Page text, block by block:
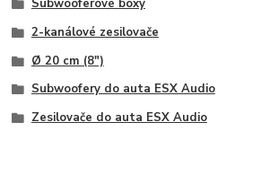
Subwooferové boxy
2-kanálové zesilovače
Ø 20 cm (8")
Subwoofery do auta ESX Audio
Zesilovače do auta ESX Audio